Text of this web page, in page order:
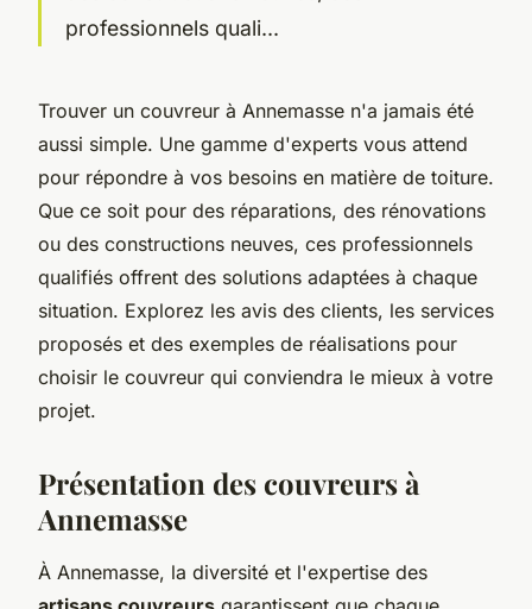
professionnels quali...
Trouver un couvreur à Annemasse n'a jamais été
aussi simple. Une gamme d'experts vous attend
pour répondre à vos besoins en matière de toiture.
Que ce soit pour des réparations, des rénovations
ou des constructions neuves, ces professionnels
qualifiés offrent des solutions adaptées à chaque
situation. Explorez les avis des clients, les services
proposés et des exemples de réalisations pour
choisir le couvreur qui conviendra le mieux à votre
projet.
Présentation des couvreurs à
Annemasse
À Annemasse, la diversité et l'expertise des